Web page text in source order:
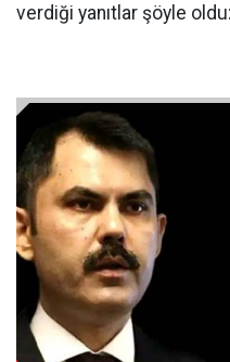
verdiği yanıtlar şöyle oldu: